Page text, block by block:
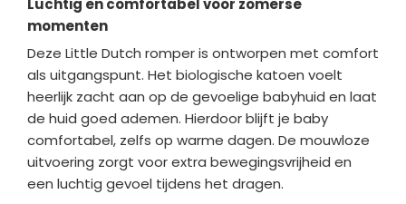
Luchtig en comfortabel voor zomerse
momenten
Deze Little Dutch romper is ontworpen met comfort
als uitgangspunt. Het biologische katoen voelt
heerlijk zacht aan op de gevoelige babyhuid en laat
de huid goed ademen. Hierdoor blijft je baby
comfortabel, zelfs op warme dagen. De mouwloze
uitvoering zorgt voor extra bewegingsvrijheid en
een luchtig gevoel tijdens het dragen.